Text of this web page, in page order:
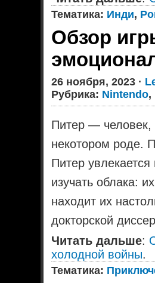
Тематика: Инди,
Обзор
26 ноября, 2023 ·
Рубрика: Nintendo,
Питер — человек,
некотором роде.
Питер
изучать облака:
находит их
докторской
Читать дальше:
холодной войны.
Тематика: